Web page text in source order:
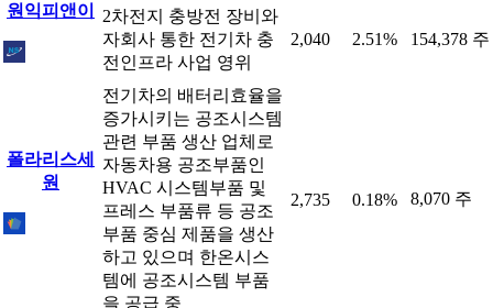
원익피앤이
2차전지 충방전 장비와
자회사 통한 전기차 충
전인프라 사업 영위
2,040 2.51% 154,378 주
폴라리스세
원
전기차의 배터리효율을
증가시키는 공조시스템
관련 부품 생산 업체로
자동차용 공조부품인
HVAC 시스템부품 및
프레스 부품류 등 공조
부품 중심 제품을 생산
하고 있으며 한온시스
템에 공조시스템 부품
을 공급 중
2,735 0.18% 8,070 주